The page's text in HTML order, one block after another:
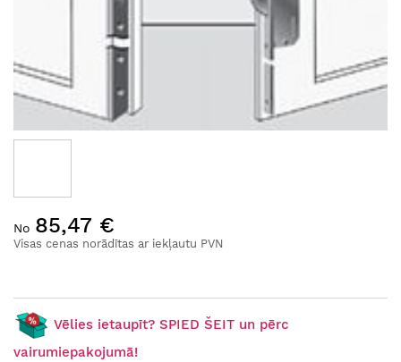
uz
galerijas
Visas cenas norādītas ar iekļautu PVN
No 85,47 €
Vēlies ietaupīt? SPIED ŠEIT un pērc
vairumiepakojumā!